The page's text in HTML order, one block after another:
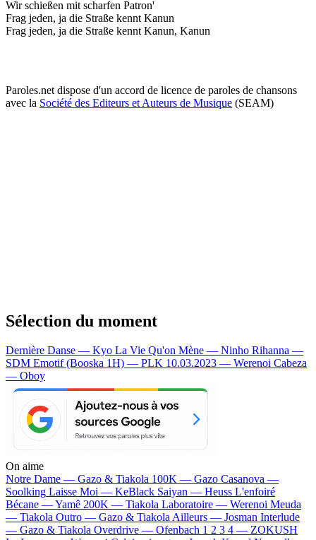
Wir schießen mit scharfen Patron'
Frag jeden, ja die Straße kennt Kanun
Frag jeden, ja die Straße kennt Kanun, Kanun
Paroles.net dispose d'un accord de licence de paroles de chansons
avec la Société des Editeurs et Auteurs de Musique (SEAM)
Sélection du moment
Dernière Danse — Kyo La Vie Qu'on Mène — Ninho Rihanna —
SDM Emotif (Booska 1H) — PLK 10.03.2023 — Werenoi Cabeza
— Oboy
On aime
Notre Dame — Gazo & Tiakola 100K — Gazo Casanova —
Soolking Laisse Moi — KeBlack Saiyan — Heuss L'enfoiré
Bécane —Yamê 200K — Tiakola Laboratoire — Werenoi Meuda
— Tiakola Outro — Gazo & TiakolaAilleurs — Josman Interlude
— Gazo & Tiakola Overdrive — Ofenbach 1 2 3 4 — ZOKUSH